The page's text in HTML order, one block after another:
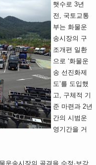
햇수로 3년
전, 국토교통
부는 화물운
송시장의 구
조개편 일환
으로 ‘화물운
송 선진화제
도’를 도입했
고, 구체적 기
준 마련과 2년
간의 시범운
영기간을 거
운송시장의 골격을 수정·보강